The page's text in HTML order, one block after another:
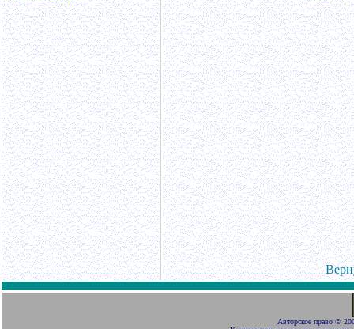
Авторское право ©